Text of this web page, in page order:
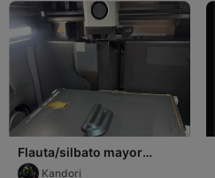
Flauta/silbato mayor
TeleTunes Octo Tune
Kandori